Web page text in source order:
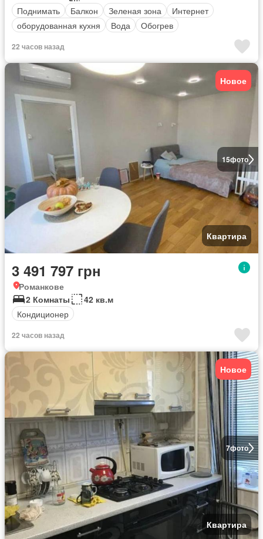
Поднимать
Балкон Зеленая зона
Интернет
оборудованная кухня
Вода Обогрев
22 часов назад
15фото
Новое
Квартира
3 491 797 грн
Романкове
2 Комнаты
42 кв.м
Кондиционер
22 часов назад
7фото
Новое
Квартира